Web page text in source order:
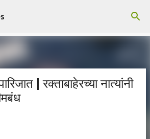
to main content
| रक्ताबाहेरच्या नात्यांनी